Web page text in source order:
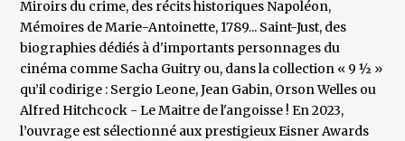
Miroirs du crime, des récits historiques Napoléon,
Mémoires de Marie-Antoinette, 1789... Saint-Just, des
biographies dédiés à d'importants personnages du
cinéma comme Sacha Guitry ou, dans la collection « 9 ½ »
qu’il codirige : Sergio Leone, Jean Gabin, Orson Welles ou
Alfred Hitchcock - Le Maitre de l'angoisse ! En 2023,
l’ouvrage est sélectionné aux prestigieux Eisner Awards